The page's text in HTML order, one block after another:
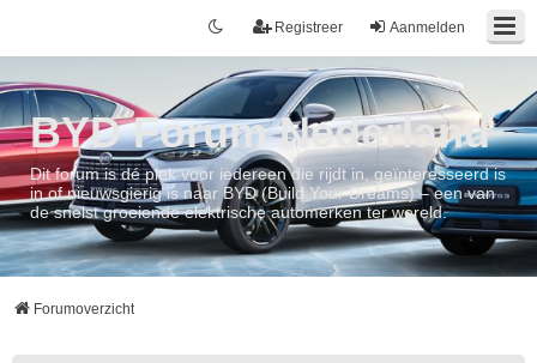
Aanmelden
Registreer
BYD Forum Nederland
Dit forum is dé plek voor iedereen die rijdt in, geïnteresseerd is
in of nieuwsgierig is naar BYD (Build Your Dreams) – een van
de snelst groeiende elektrische automerken ter wereld.
Forumoverzicht